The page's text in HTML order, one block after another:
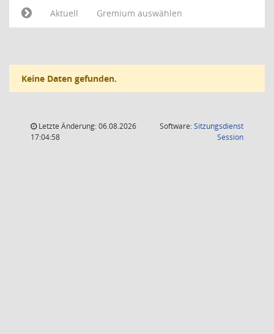
Aktuell
Gremium auswählen
Keine Daten gefunden.
Letzte Änderung: 06.08.2026
17:04:58
Software:Sitzungsdienst
Session(Wird in